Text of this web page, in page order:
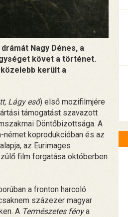
Nagy Dénes, a
követ a történet.
került a
Lágy eső) első mozifilmjére
támogatást szavazott
Döntőbizottsága. A
német koprodukcióban és az
az Eurimages
film forgatása októberben
a fronton harcoló
százezer magyar
A Természetes fénya